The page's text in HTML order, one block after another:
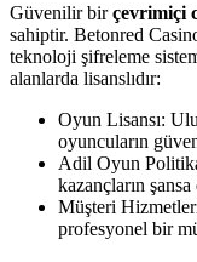
Güvenilir birçevrimiçi
sahiptir. Betonred
teknoloji şifreleme
alanlarda lisanslıdır:
Oyun Lisansı:
oyuncuların
Adil Oyun
kazançların
Müşteri
profesyonel bir